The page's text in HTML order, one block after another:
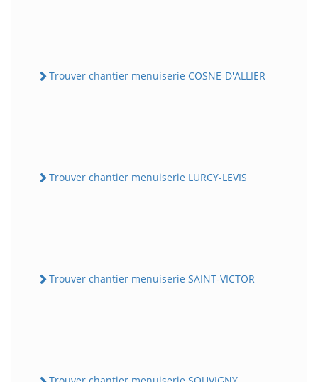
Trouver chantier menuiserie COSNE-D'ALLIER
Trouver chantier menuiserie LURCY-LEVIS
Trouver chantier menuiserie SAINT-VICTOR